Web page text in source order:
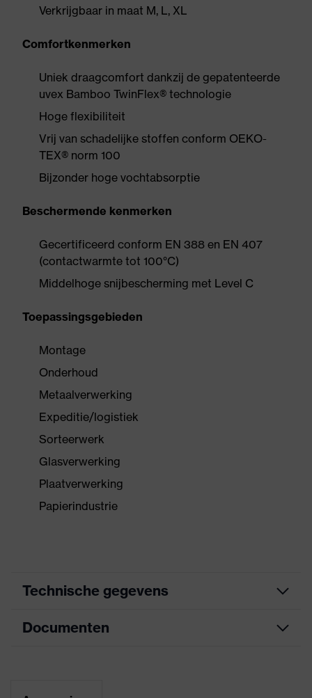
Verkrijgbaar in maat M, L, XL
Comfortkenmerken
Uniek draagcomfort dankzij de gepatenteerde
uvex Bamboo TwinFlex® technologie
Hoge flexibiliteit
Vrij van schadelijke stoffen conform OEKO-
TEX® norm 100
Bijzonder hoge vochtabsorptie
Beschermende kenmerken
Gecertificeerd conform EN 388 en EN 407
(contactwarmte tot 100°C)
Middelhoge snijbescherming met Level C
Toepassingsgebieden
Montage
Onderhoud
Metaalverwerking
Expeditie/logistiek
Sorteerwerk
Glasverwerking
Plaatverwerking
Papierindustrie
Technische gegevens
Uitvoering
Documenten